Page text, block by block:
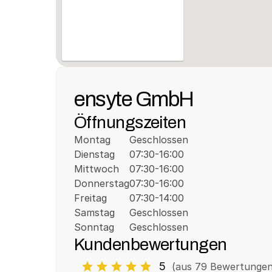
ensyte GmbH
Öffnungszeiten
Montag
Dienstag
Mittwoch
Donnerstag
Freitag
Samstag
Sonntag
Geschlossen
07:30-16:00
07:30-16:00
07:30-16:00
07:30-14:00
Geschlossen
Geschlossen
Kundenbewertungen
5 (aus 79